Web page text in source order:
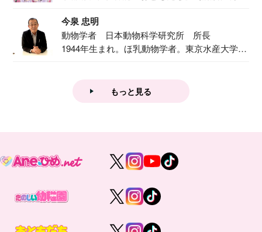
今泉 忠明
動物学者 日本動物科学研究所 所長
1944年生まれ。ほ乳動物学者。東京水産大学卒
もっと見る